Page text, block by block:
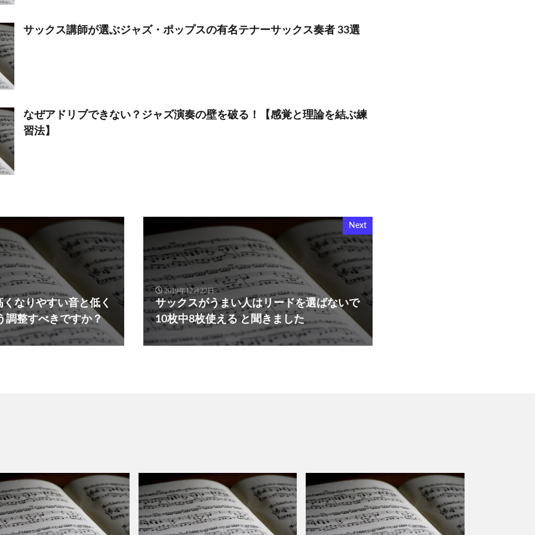
サックス講師が選ぶジャズ・ポップスの有名テナーサックス奏者 33選
なぜアドリブできない？ジャズ演奏の壁を破る！【感覚と理論を結ぶ練
習法】
なりやすい音と低く
調整すべきですか？
Next
2019年12月22日
サックスがうまい人はリードを選ばないで
10枚中8枚使える と聞きました